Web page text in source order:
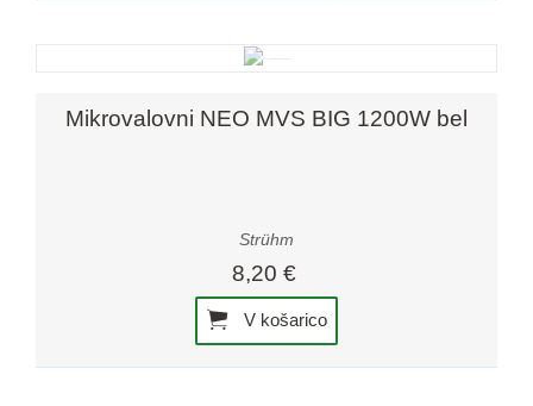
Mikrovalovni NEO MVS BIG 1200W bel
Strühm
8,20 €
V košarico